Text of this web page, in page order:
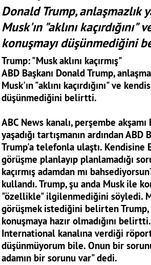
Donald Trump, anlaşmazlık
Musk'ın "aklını kaçırdığını"
konuşmayı düşünmediğini
Trump: "Musk aklını kaçırmış"
ABD Başkanı Donald Trump,
Musk'ın "aklını kaçırdığını" ve
düşünmediğini belirtti.
ABC News kanalı, perşembe
yaşadığı tartışmanın ardından ABD
Trump'a telefonla ulaştı. Kendisine
görüşme planlayıp planlamadığı
kaçırmış adamdan mı
kullandı. Trump, şu anda Musk ile
"özellikle" ilgilenmediğini söyledi.
görüşmek istediğini belirten
konuşmaya hazır olmadığını
International kanalına verdiği
düşünmüyorum bile. Onun bir
adamın bir sorunu var" dedi.